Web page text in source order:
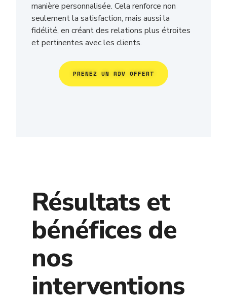
manière personnalisée. Cela renforce non
seulement la satisfaction, mais aussi la
fidélité, en créant des relations plus étroites
et pertinentes avec les clients.
PRENEZ UN RDV OFFERT
Résultats et
bénéfices de
nos
interventions